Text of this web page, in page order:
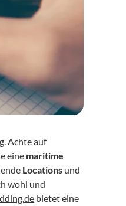
Achte auf
eine maritime
Locations
wohl und
bietet eine